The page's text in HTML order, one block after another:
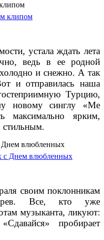
устала ждать лета
ведь в ее родной
и снежно. А так
и отправилась наша
Турцию,
новому синглу «Me
максимально ярким,
стильным.
Днем влюбленных
своим поклонникам
Все, кто уже
музыканта, ликуют:
пробирает